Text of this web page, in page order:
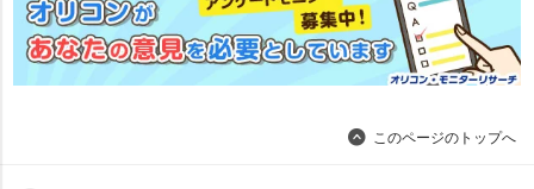
このページのトップへ